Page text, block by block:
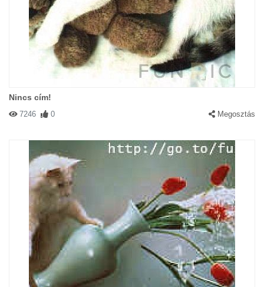
Nincs cím!
7246 0 Megosztás